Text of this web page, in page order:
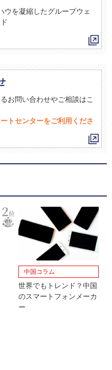
ウを凝縮したグループウェ
お問い合わせやご相談はこ
トセンターをご利用くださ
中国コラム
世界でもトレンド？中国
のスマートフォンメーカ
ー